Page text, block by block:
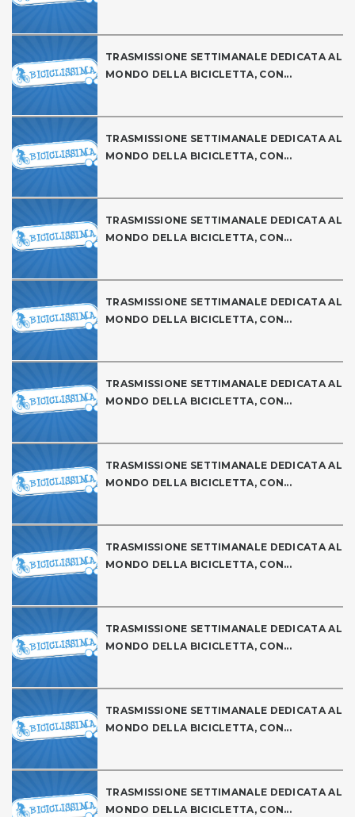
TRASMISSIONE SETTIMANALE DEDICATA AL
MONDO DELLA BICICLETTA, CON...
TRASMISSIONE SETTIMANALE DEDICATA AL
MONDO DELLA BICICLETTA, CON...
TRASMISSIONE SETTIMANALE DEDICATA AL
MONDO DELLA BICICLETTA, CON...
TRASMISSIONE SETTIMANALE DEDICATA AL
MONDO DELLA BICICLETTA, CON...
TRASMISSIONE SETTIMANALE DEDICATA AL
MONDO DELLA BICICLETTA, CON...
TRASMISSIONE SETTIMANALE DEDICATA AL
MONDO DELLA BICICLETTA, CON...
TRASMISSIONE SETTIMANALE DEDICATA AL
MONDO DELLA BICICLETTA, CON...
TRASMISSIONE SETTIMANALE DEDICATA AL
MONDO DELLA BICICLETTA, CON...
TRASMISSIONE SETTIMANALE DEDICATA AL
MONDO DELLA BICICLETTA, CON...
TRASMISSIONE SETTIMANALE DEDICATA AL
MONDO DELLA BICICLETTA, CON...